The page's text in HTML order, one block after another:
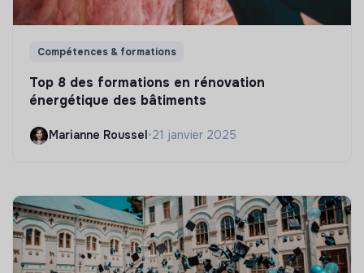
Compétences & formations
Top 8 des formations en rénovation
énergétique des bâtiments
Marianne Roussel•21 janvier 2025